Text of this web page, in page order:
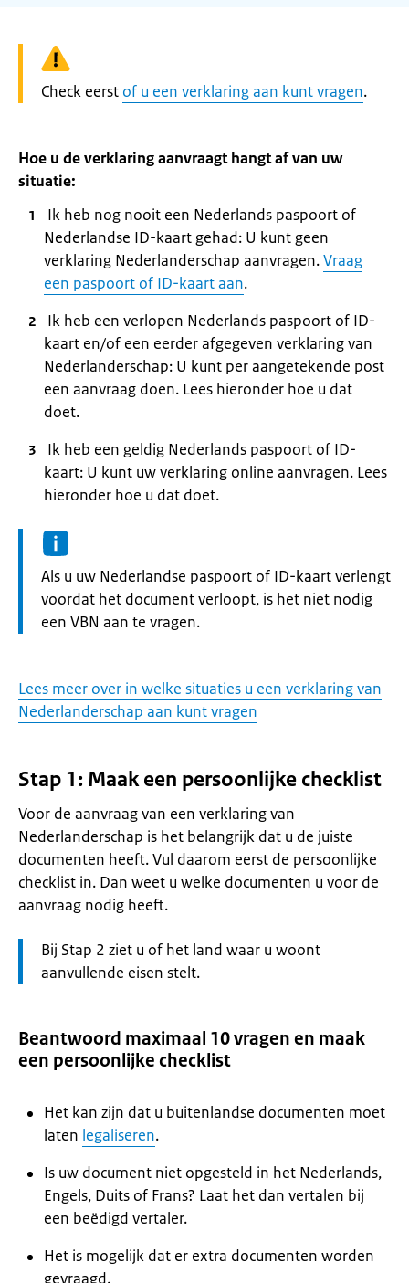
Waarschuwing:
Check eerst of u een verklaring aan kunt vragen.
Hoe u de verklaring aanvraagt hangt af van uw
situatie:
Ik heb nog nooit een Nederlands paspoort of
Nederlandse ID-kaart gehad: U kunt geen
verklaring Nederlanderschap aanvragen.Vraag
een paspoort of ID-kaart aan.
Ik heb een verlopen Nederlands paspoort of ID-
kaart en/of een eerder afgegeven verklaring van
Nederlanderschap: U kunt per aangetekende post
een aanvraag doen. Lees hieronder hoe u dat
doet.
Ik heb een geldig Nederlands paspoort of ID-
kaart: U kunt uw verklaring online aanvragen. Lees
hieronder hoe u dat doet.
Informatie:
Als u uw Nederlandse paspoort of ID-kaart verlengt
voordat het document verloopt, is het niet nodig
een VBN aan te vragen.
Lees meer over in welke situaties u een verklaring van
Nederlanderschap aan kunt vragen
Stap 1: Maak een persoonlijke checklist
Voor de aanvraag van een verklaring van
Nederlanderschap is het belangrijk dat u de juiste
documenten heeft. Vul daarom eerst de persoonlijke
checklist in. Dan weet u welke documenten u voor de
aanvraag nodig heeft.
Let
op:
Bij Stap 2 ziet u of het land waar u woont
aanvullende eisen stelt.
Beantwoord maximaal 10 vragen en maak
een persoonlijke checklist
Het kan zijn dat u buitenlandse documenten moet
laten legaliseren.
Is uw document niet opgesteld in het Nederlands,
Engels, Duits of Frans? Laat het dan vertalen bij
een beëdigd vertaler.
Het is mogelijk dat er extra documenten worden
gevraagd.